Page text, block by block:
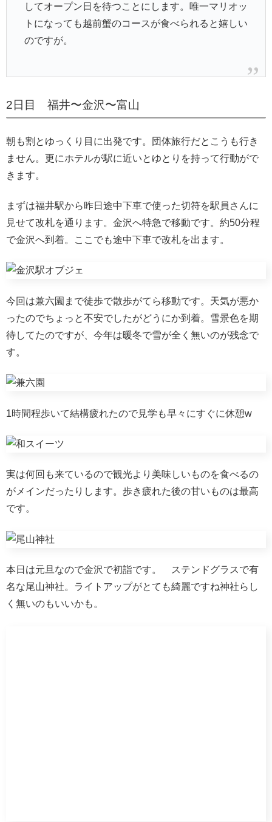
してオープン日を待つことにします。唯一マリオッ
トになっても越前蟹のコースが食べられると嬉しい
のですが。
2日目 福井〜金沢〜富山
朝も割とゆっくり目に出発です。団体旅行だとこうも行き
ません。更にホテルが駅に近いとゆとりを持って行動がで
きます。
まずは福井駅から昨日途中下車で使った切符を駅員さんに
見せて改札を通ります。金沢へ特急で移動です。約50分程
で金沢へ到着。ここでも途中下車で改札を出ます。
今回は兼六園まで徒歩で散歩がてら移動です。天気が悪か
ったのでちょっと不安でしたがどうにか到着。雪景色を期
待してたのですが、今年は暖冬で雪が全く無いのが残念で
す。
1時間程歩いて結構疲れたので見学も早々にすぐに休憩w
実は何回も来ているので観光より美味しいものを食べるの
がメインだったりします。歩き疲れた後の甘いものは最高
です。
本日は元旦なので金沢で初詣です。 ステンドグラスで有
名な尾山神社。ライトアップがとても綺麗ですね神社らし
く無いのもいいかも。